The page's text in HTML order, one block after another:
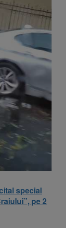
special
pe 2